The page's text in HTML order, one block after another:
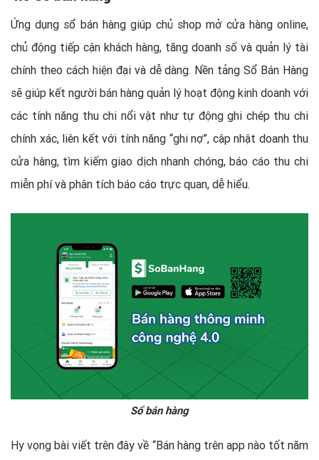
Ứng dụng sổ bán hàng giúp chủ shop mở cửa hàng online,
chủ động tiếp cận khách hàng, tăng doanh số và quản lý tài
chính theo cách hiện đại và dễ dàng. Nền tảng Sổ Bán Hàng
sẽ giúp kết người bán hàng quản lý hoạt động kinh doanh với
các tính năng thu chi nổi vật như tự động ghi chép thu chi
chính xác, liên kết với tính năng “ghi nợ”, cập nhật doanh thu
cửa hàng, tìm kiếm giao dịch nhanh chóng, báo cáo thu chi
miễn phí và phân tích báo cáo trực quan, dễ hiểu.
Sổ bán hàng
Hy vọng bài viết trên đây về “Bán hàng trên app nào tốt năm